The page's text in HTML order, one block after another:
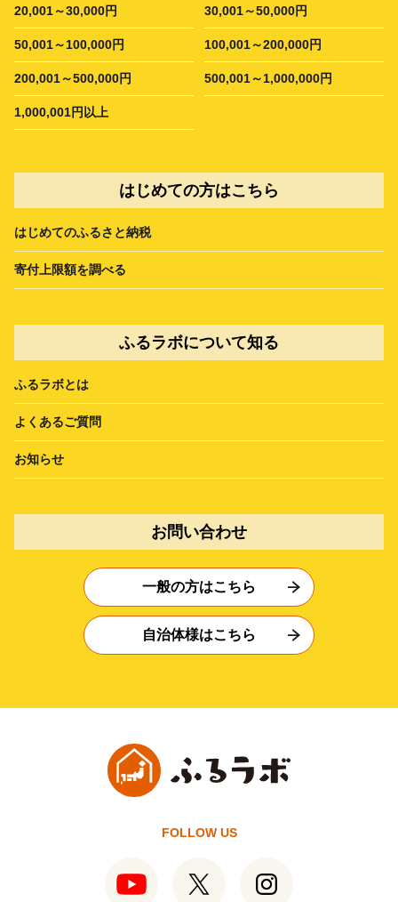
20,001～30,000円 30,001～50,000円
50,001～100,000円 100,001～200,000円
200,001～500,000円 500,001～1,000,000円
1,000,001円以上
はじめての方はこちら
はじめてのふるさと納税
寄付上限額を調べる
ふるラボについて知る
ふるラボとは
よくあるご質問
お知らせ
お問い合わせ
一般の方はこちら
自治体様はこちら
FOLLOW US